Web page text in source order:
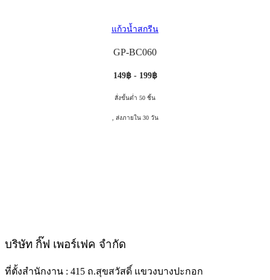
แก้วน้ำสกรีน
GP-BC060
149฿ - 199฿
สั่งขั้นต่ำ 50 ชิ้น
, ส่งภายใน 30 วัน
บริษัท กิ๊ฟ เพอร์เฟค จำกัด
ที่ตั้งสำนักงาน : 415 ถ.สุขสวัสดิ์ แขวงบางปะกอก